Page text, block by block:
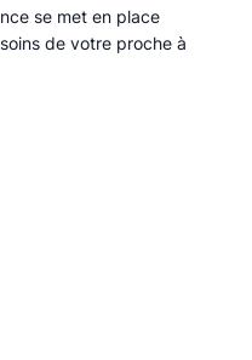
se met en place
de votre proche à